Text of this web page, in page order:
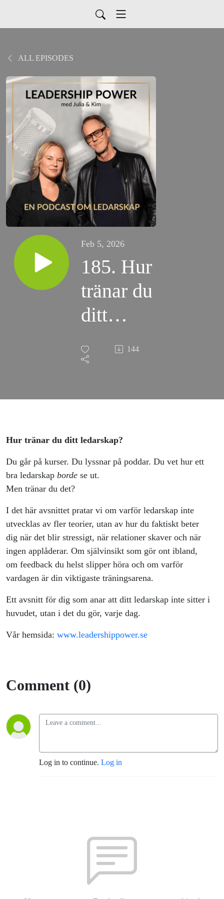
ALL EPISODES
Feb 5, 2026
185. Hur
tränar du
ditt
ledarskap?
144
Hur tränar du ditt ledarskap?
Du går på kurser. Du lyssnar på poddar. Du vet hur ett
bra ledarskap borde se ut.
Men tränar du det?
I det här avsnittet pratar vi om varför ledarskap inte
utvecklas av fler teorier, utan av hur du faktiskt beter
dig när det blir stressigt, när relationer skaver och när
ingen applåderar. Om självinsikt som gör ont ibland,
om feedback du helst slipper höra och om varför
vardagen är din viktigaste träningsarena.
Ett avsnitt för dig som anar att ditt ledarskap inte sitter i
huvudet, utan i det du gör, varje dag.
Vår hemsida: www.leadershippower.se
Comment (0)
Log in to continue. Log in